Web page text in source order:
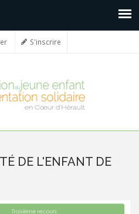
S'inscrire
DE L'ENFANT DE